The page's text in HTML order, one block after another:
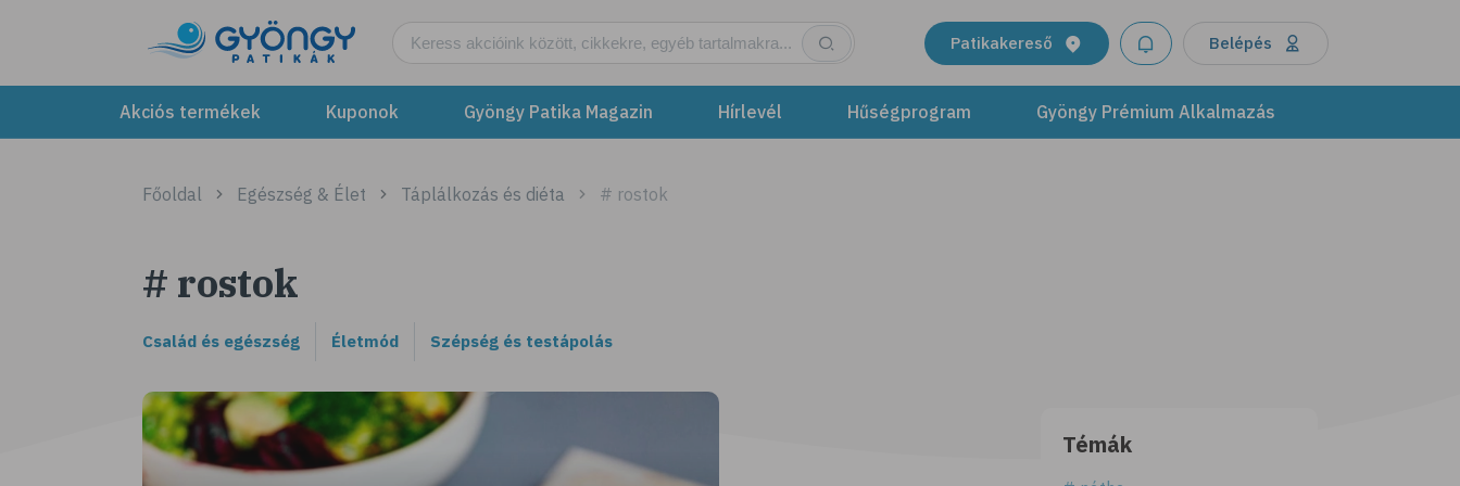
Patikakereső Belépés
Akciós termékek Kuponok Gyöngy Patika Magazin Hírlevél Hűségprogram Gyöngy Prémium Alkalmazás
Főoldal Egészség & Élet Táplálkozás és diéta # rostok
# rostok
Család és egészség Életmód Szépség és testápolás
Témák